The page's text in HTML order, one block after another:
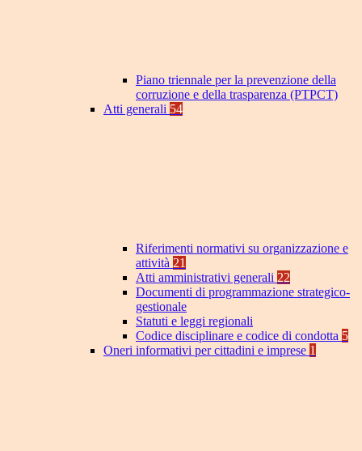
Piano triennale per la prevenzione della
corruzione e della trasparenza (PTPCT)
Atti generali 54
Riferimenti normativi su organizzazione e
attività 21
Atti amministrativi generali 22
Documenti di programmazione strategico-
gestionale
Statuti e leggi regionali
Codice disciplinare e codice di condotta 5
Oneri informativi per cittadini e imprese 1